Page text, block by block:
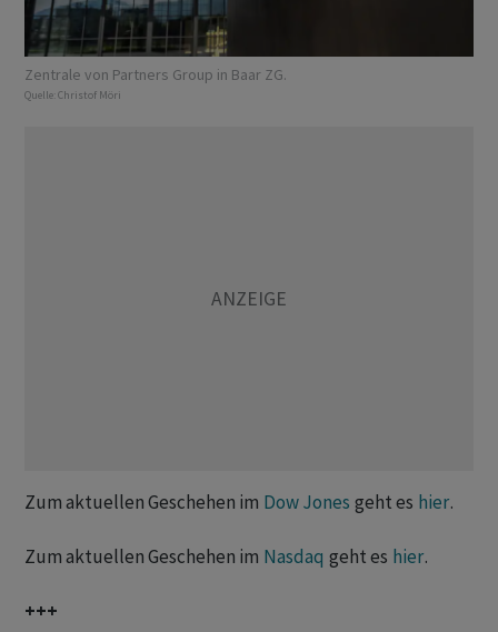
Zentrale von Partners Group in Baar ZG.
Quelle: Christof Möri
Zum aktuellen Geschehen im Dow Jones geht es hier.
Zum aktuellen Geschehen im Nasdaq geht es hier.
+++